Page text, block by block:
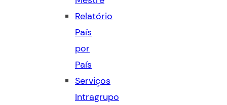
Relatório
País
por
País
Serviços
Intragrupo